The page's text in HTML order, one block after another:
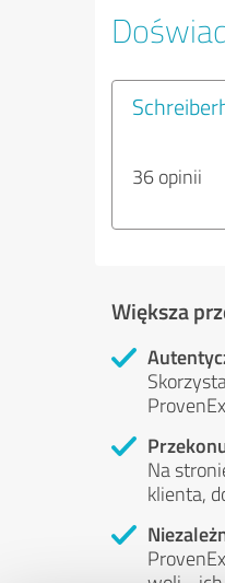
36 opinii
Większa
Na
klienta,